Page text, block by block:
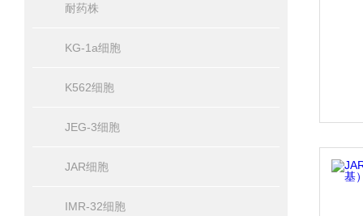
耐药株
KG-1a细胞
K562细胞
JEG-3细胞
JAR细胞
IMR-32细胞